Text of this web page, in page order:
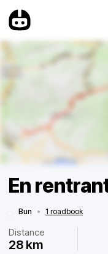
En
Bun • 1 roadbook
Distance
28 km